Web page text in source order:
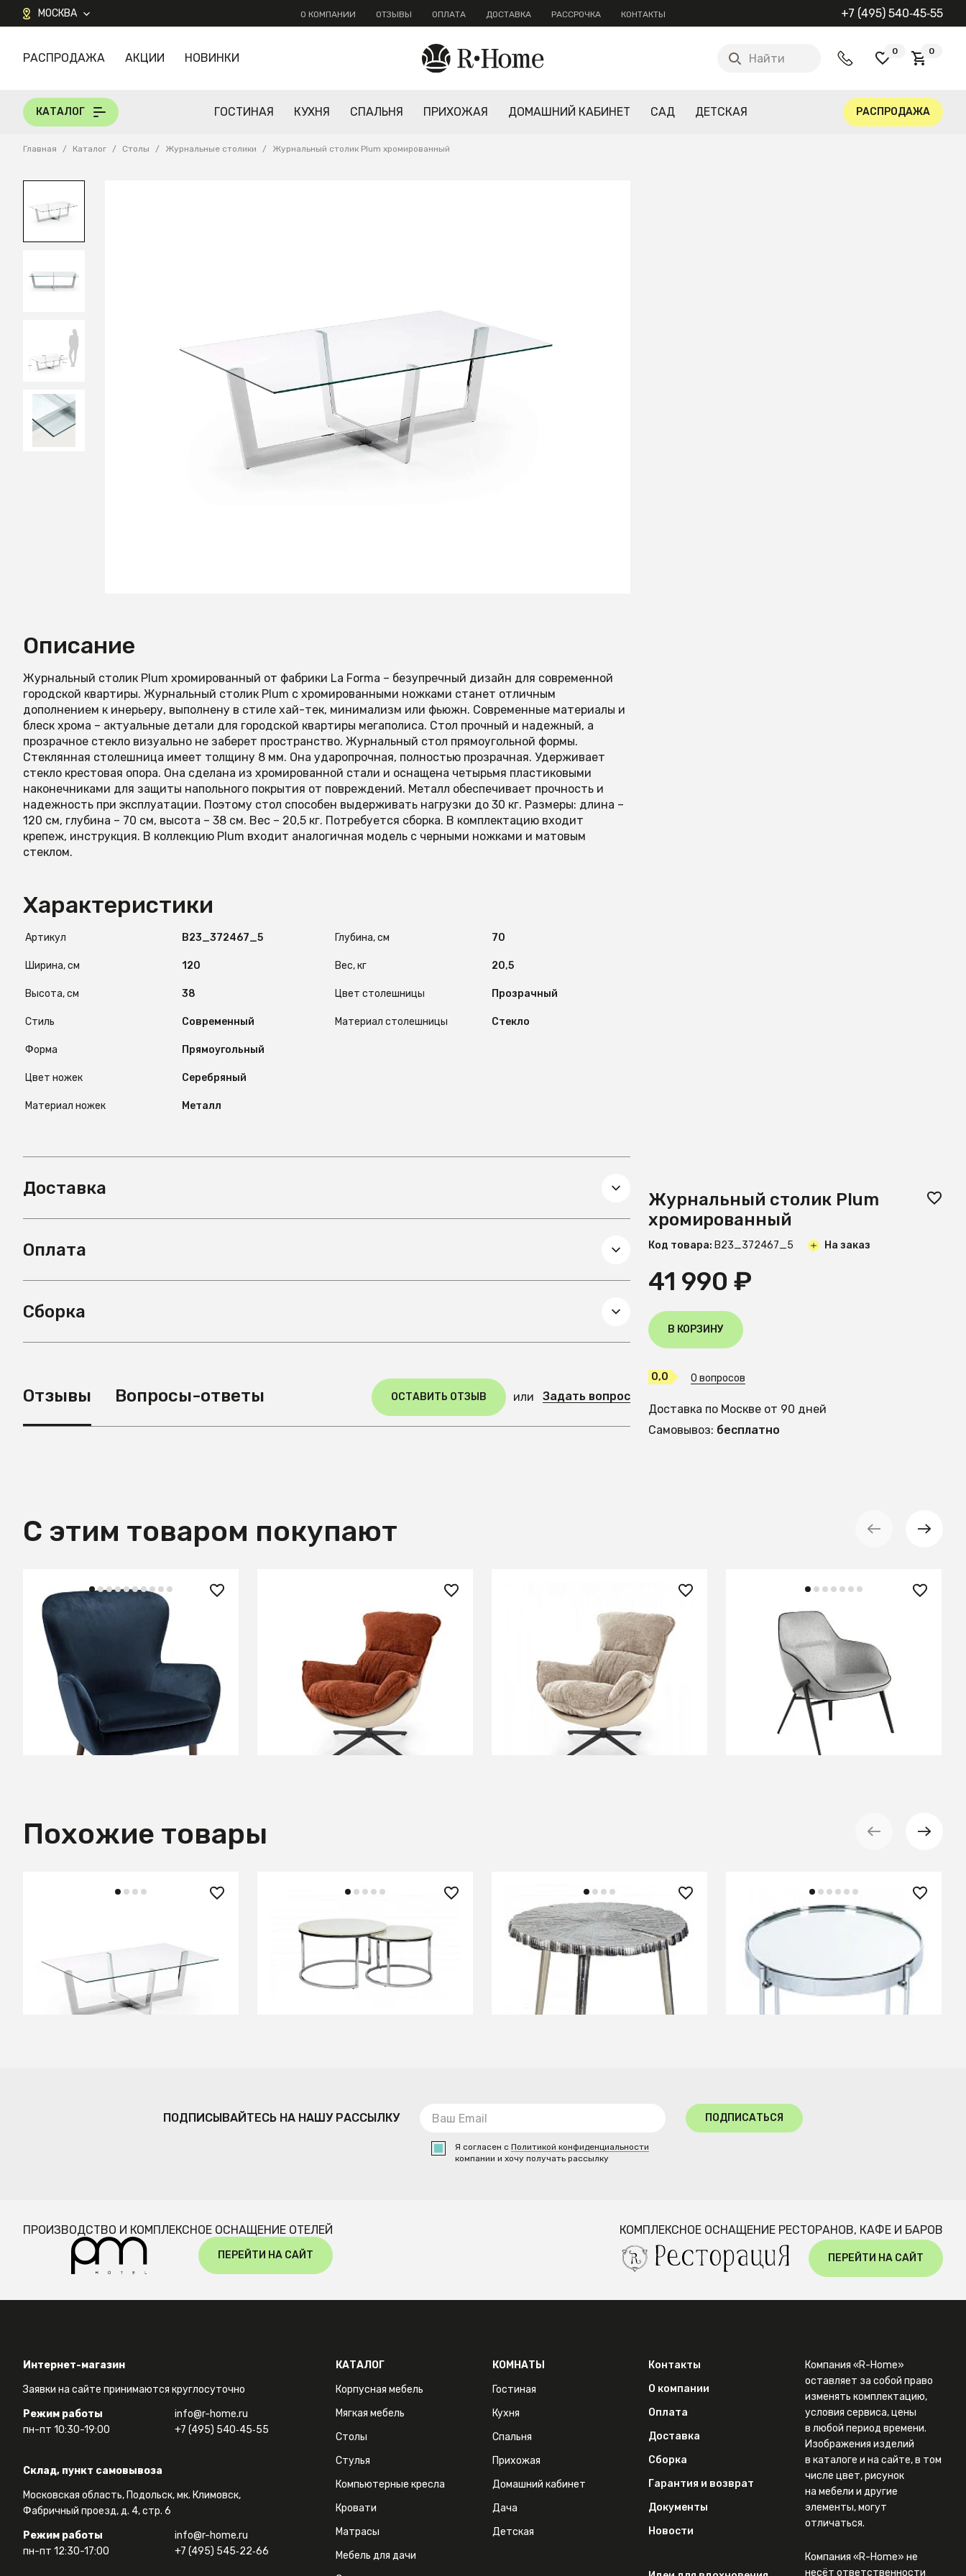
МОСКВА О КОМПАНИИ ОТЗЫВЫ ОПЛАТА ДОСТАВКА РАССРОЧКА КОНТАКТЫ +7 (495) 540‑45‑55
КАТАЛОГ
РАСПРОДАЖА АКЦИИ НОВИНКИ Найти
0 0
КАТАЛОГ ГОСТИНАЯ КУХНЯ СПАЛЬНЯ ПРИХОЖАЯ ДОМАШНИЙ КАБИНЕТ САД ДЕТСКАЯ РАСПРОДАЖА
Главная / Каталог / Столы / Журнальные столики / Журнальный столик Plum хромированный
Описание
Журнальный столик Plum хромированный от фабрики La Forma – безупречный дизайн для современной
городской квартиры. Журнальный столик Plum с хромированными ножками станет отличным
дополнением к инерьеру, выполнену в стиле хай-тек, минимализм или фьюжн. Современные материалы и
блеск хрома – актуальные детали для городской квартиры мегаполиса. Стол прочный и надежный, а
прозрачное стекло визуально не заберет пространство. Журнальный стол прямоугольной формы.
Стеклянная столешница имеет толщину 8 мм. Она ударопрочная, полностью прозрачная. Удерживает
стекло крестовая опора. Она сделана из хромированной стали и оснащена четырьмя пластиковыми
наконечниками для защиты напольного покрытия от повреждений. Металл обеспечивает прочность и
надежность при эксплуатации. Поэтому стол способен выдерживать нагрузки до 30 кг. Размеры: длина –
120 см, глубина – 70 см, высота – 38 см. Вес – 20,5 кг. Потребуется сборка. В комплектацию входит
крепеж, инструкция. В коллекцию Plum входит аналогичная модель с черными ножками и матовым
стеклом.
Характеристики
Артикул B23_372467_5
Ширина, см 120
Высота, см 38
Стиль Современный
Форма Прямоугольный
Цвет ножек Серебряный
Материал ножек Металл
Глубина, см 70
Вес, кг 20,5
Цвет столешницы Прозрачный
Материал столешницы Стекло
Доставка
Оплата
Сборка
Отзывы Вопросы-ответы ОСТАВИТЬ ОТЗЫВ или Задать вопрос
Журнальный столик Plum
хромированный
Код товара: B23_372467_5 На заказ
41 990 ₽
В КОРЗИНУ
0,0 0 вопросов
Доставка по Москве от 90 дней
Самовывоз: бесплатно
С этим товаром покупают
31 400 ₽
Кресло Дижон Blue
В КОРЗИНУ
Кресло HALMAR LOBSTER корица/
В КОРЗИНУ
Кресло HALMAR LOBSTER
бежевый/черный
В КОРЗИНУ
131 990 ₽
Кресло A146 /5065
В КОРЗИНУ
Похожие товары
хромированный
В КОРЗИНУ
50 590 ₽
Комлпект 2 стола кофейнных
Silvy Marble
В КОРЗИНУ
16 490 ₽
Кофейный столик Lotus 0x0x0м
СООБЩИТЬ О ПОСТУПЛЕНИИ
Временно отсутствует
9 230 ₽
Приставной столик Gatsby S
Silver
СООБЩИТЬ О ПОСТУПЛЕНИИ
Временно отсутствует
ПОДПИСЫВАЙТЕСЬ НА НАШУ РАССЫЛКУ
Я согласен с Политикой конфиденциальности
компании и хочу получать рассылку
ПОДПИСАТЬСЯ
ПРОИЗВОДСТВО И КОМПЛЕКСНОЕ ОСНАЩЕНИЕ ОТЕЛЕЙ
ПЕРЕЙТИ НА САЙТ
КОМПЛЕКСНОЕ ОСНАЩЕНИЕ РЕСТОРАНОВ, КАФЕ И БАРОВ
ПЕРЕЙТИ НА САЙТ
Интернет-магазин
Заявки на сайте принимаются круглосуточно
Режим работы
пн-пт 10:30-19:00
info@r-home.ru
+7 (495) 540‑45‑55
Склад, пункт самовывоза
Московская область, Подольск, мк. Климовск,
Фабричный проезд, д. 4, стр. 6
Режим работы
пн-пт 12:30-17:00
info@r-home.ru
+7 (495) 545‑22‑66
КАТАЛОГ
Корпусная мебель
Мягкая мебель
Столы
Стулья
Компьютерные кресла
Кровати
Матрасы
Мебель для дачи
КОМНАТЫ
Гостиная
Кухня
Спальня
Прихожая
Домашний кабинет
Дача
Детская
Контакты
О компании
Оплата
Доставка
Сборка
Гарантия и возврат
Документы
Новости
Компания «R-Home»
оставляет за собой право
изменять комплектацию,
условия сервиса, цены
в любой период времени.
Изображения изделий
в каталоге и на сайте, в том
числе цвет, рисунок
на мебели и другие
элементы, могут
отличаться.
Компания «R-Home» не
несёт ответственности